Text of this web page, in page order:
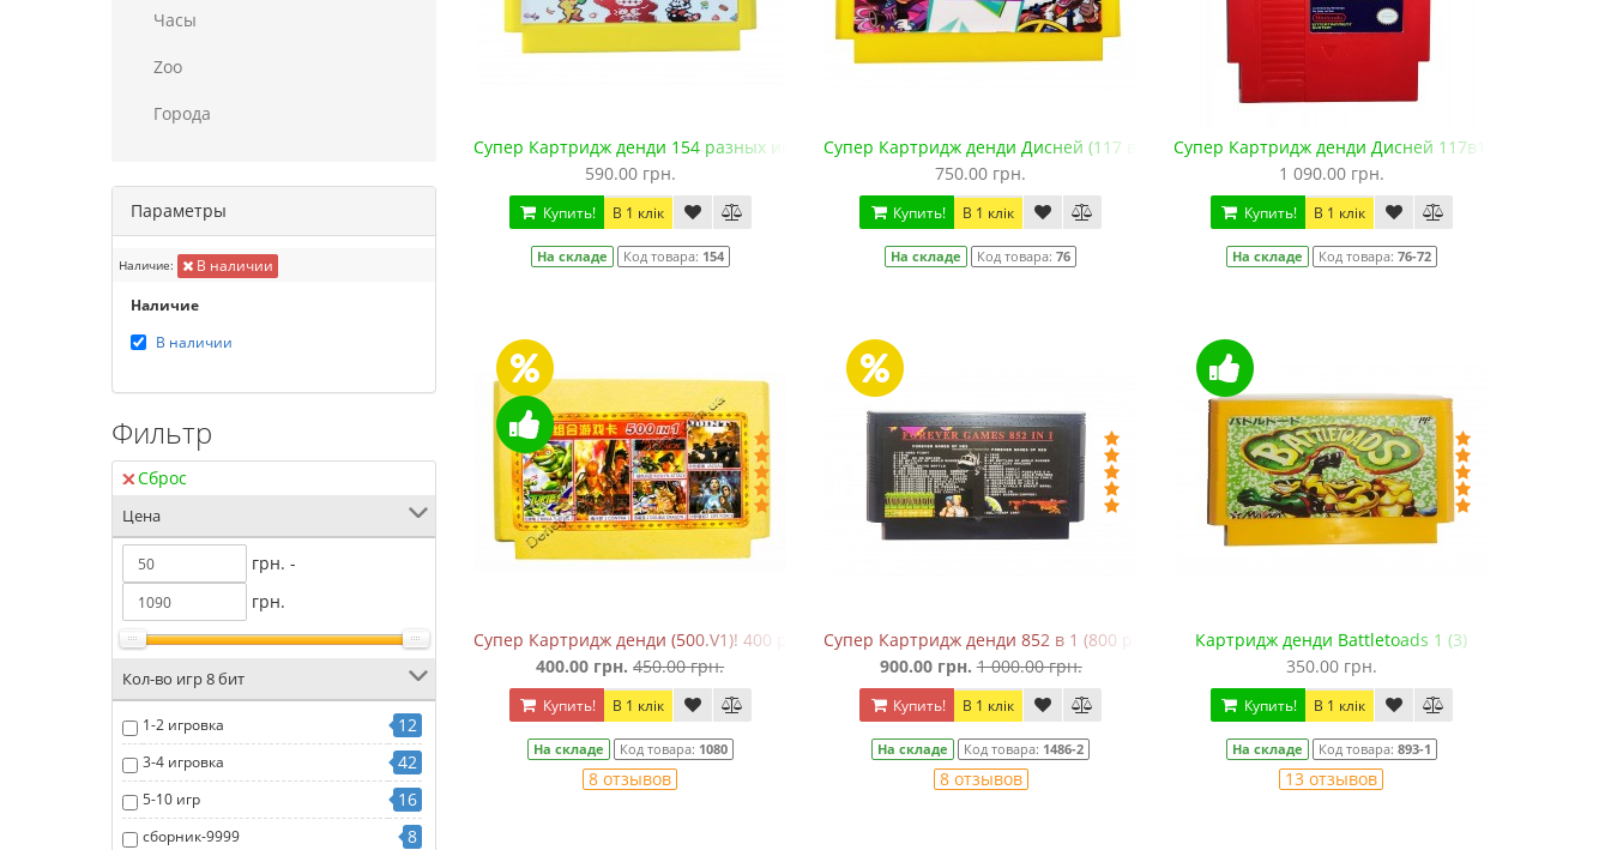
Часы
Zoo
Города
Параметры
Наличие:
В наличии
Наличие
В наличии
Фильтр
Сброс
Цена
грн. -
грн.
Кол-во игр 8 бит
1-2 игровка 12
3-4 игровка 42
5-10 игр 16
сборник-9999 8
Супер Картридж денди 154 разных игры!
590.00 грн.
Купить! В 1 клік
На складе Код товара: 154
Супер Картридж денди Дисней (117 в 1)! 76 разных игр!
750.00 грн.
Купить! В 1 клік
На складе Код товара:76
Супер Картридж денди Дисней 117в1 (NES, 72 pin)
1 090.00 грн.
Купить! В 1 клік
На складе Код товара: 76-72
Супер Картридж денди (500.V1)! 400 разных игры!
400.00 грн. 450.00 грн.
Купить! В 1 клік
На складе Код товара: 1080
8 отзывов
Супер Картридж денди 852 в 1 (800 разных игр)
900.00 грн. 1 000.00 грн.
Купить! В 1 клік
На складе Код товара: 1486-2
8 отзывов
Картридж денди Battletoads 1 (3)
350.00 грн.
Купить! В 1 клік
На складе Код товара: 893-1
13 отзывов